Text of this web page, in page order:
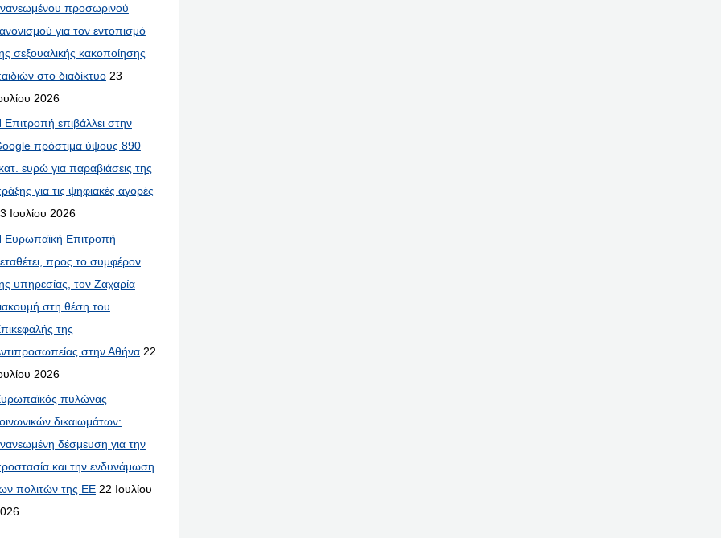
προσωρινού
για τον εντοπισμό
σεξουαλικής κακοποίησης
στο διαδίκτυο 23
2026
Επιτροπή επιβάλλει στην
πρόστιμα ύψους 890
ευρώ για παραβιάσεις της
για τις ψηφιακές αγορές
Ιουλίου 2026
Ευρωπαϊκή Επιτροπή
προς το συμφέρον
υπηρεσίας, τον Ζαχαρία
στη θέση του
της
στην Αθήνα 22
2026
πυλώνας
δικαιωμάτων:
δέσμευση για την
και την ενδυνάμωση
πολιτών της ΕΕ 22 Ιουλίου